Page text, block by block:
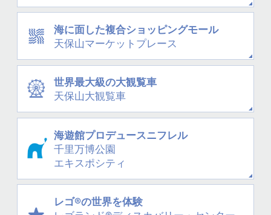
海に面した複合ショッピングモール
天保山マーケットプレース
世界最大級の大観覧車
天保山大観覧車
海遊館プロデュースニフレル
千里万博公園
エキスポシティ
レゴ®の世界を体験